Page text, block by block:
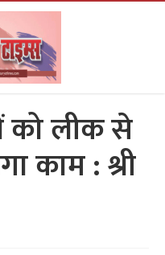
को लीक से
काम : श्री